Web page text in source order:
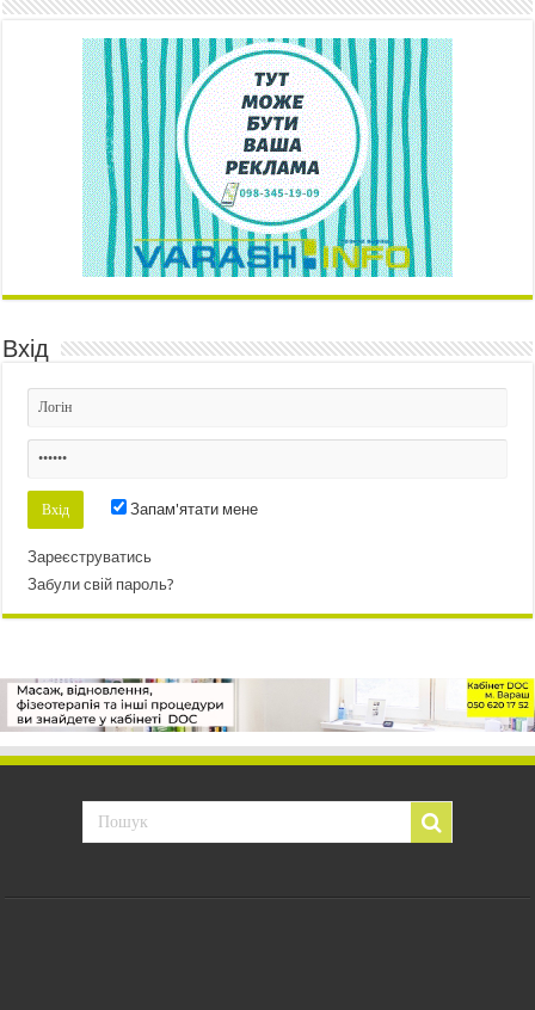
Вхід
Запам'ятати мене
Зареєструватись
Забули свій пароль?